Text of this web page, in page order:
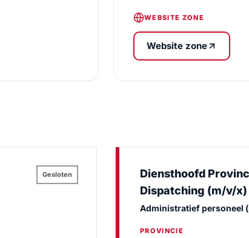
WEBSITE ZONE
Website zone
Gesloten
Diensthoofd
Dispatching (m/v/x)
Administratief personeel
PROVINCIE